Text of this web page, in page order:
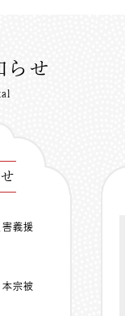
らせ
害義援
本宗被